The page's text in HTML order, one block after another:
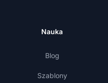
Nauka
Blog
Szablony